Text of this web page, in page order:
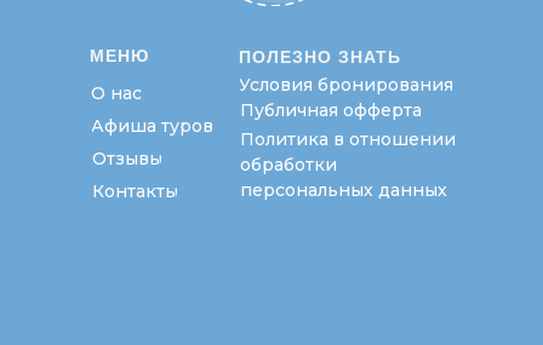
МЕНЮ ПОЛЕЗНО ЗНАТЬ
О нас
Афиша туров
Отзывы
Контакты
Политика в отношении
обработки
персональных данных
Публичная офферта
Условия бронирования